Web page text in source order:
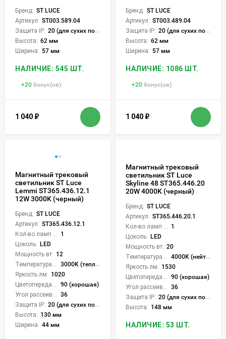
Бренд: ST LUCE
Артикул: ST003.589.04
Защита IP: 20 (для сухих пом.)
Высота: 62 мм
Ширина: 57 мм
НАЛИЧИЕ: 545 ШТ.
+20 бонус(ов)
1 040 ₽
Бренд: ST LUCE
Артикул: ST003.489.04
Защита IP: 20 (для сухих пом.)
Высота: 62 мм
Ширина: 57 мм
НАЛИЧИЕ: 1086 ШТ.
+20 бонус(ов)
1 040 ₽
Магнитный трековый
светильник ST Luce
Lemmi ST365.436.12.1
12W 3000K (черный)
Бренд: ST LUCE
Артикул: ST365.436.12.1
1
Цоколь: LED
Мощность вт: 12
3000K (теплый)
Яркость лм: 1020
90 (хорошая)
36
Защита IP: 20 (для сухих пом.)
Высота: 130 мм
Ширина: 44 мм
Магнитный трековый
светильник ST Luce
Skyline 48 ST365.446.20
20W 4000K (черный)
Бренд: ST LUCE
Артикул: ST365.446.20.1
1
Цоколь: LED
Мощность вт: 20
4000K (нейтральный)
Яркость лм: 1530
90 (хорошая)
36
Защита IP: 20 (для сухих пом.)
Высота: 148 мм
НАЛИЧИЕ: 53 ШТ.